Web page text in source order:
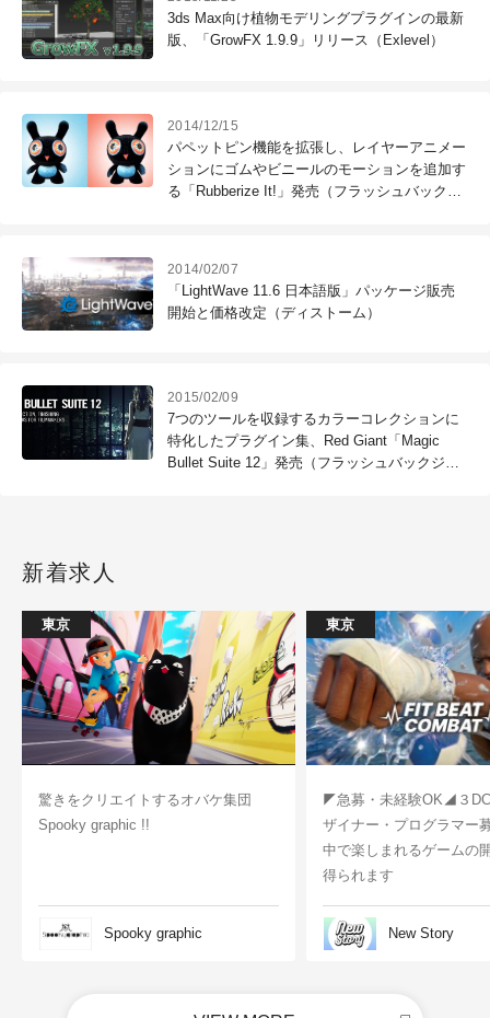
3ds Max向け植物モデリングプラグインの最新
版、「GrowFX 1.9.9」リリース（Exlevel）
2014/12/15
パペットピン機能を拡張し、レイヤーアニメー
ションにゴムやビニールのモーションを追加す
る「Rubberize It!」発売（フラッシュバックジ
2014/02/07
「LightWave 11.6 日本語版」パッケージ販売
開始と価格改定（ディストーム）
2015/02/09
7つのツールを収録するカラーコレクションに
特化したプラグイン集、Red Giant「Magic
Bullet Suite 12」発売（フラッシュバックジャ
新着求人
東京
驚きをクリエイトするオバケ集団
Spooky graphic !!
Spooky graphic
東京
◤急募・未経験OK◢３
ザイナー・プログラマー
中で楽しまれるゲームの
得られます
New Story